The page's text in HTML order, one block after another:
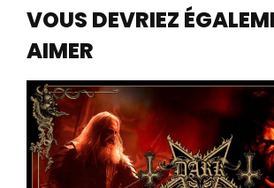
VOUS DEVRIEZ
AIMER